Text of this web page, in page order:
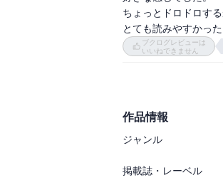
ちょっとドロドロす
とても読みやすかった
ブクログレビューは
いいねできません
作品情報
ジャンル
掲載誌・レーベル